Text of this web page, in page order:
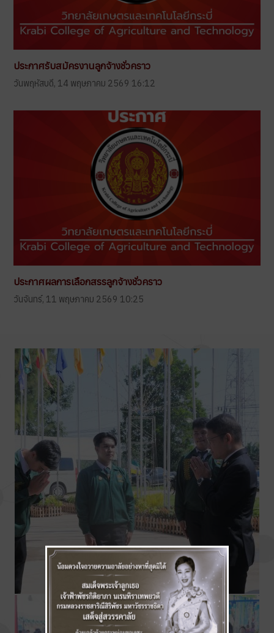
ประกาศรับสมัครงานลูกจ้างชั่วคราว
วันพฤหัสบดี, 14 พฤษภาคม 2569 16:12
ประกาศผลการเลือกสรรลูกจ้างชั่วคราว
วันจันทร์, 11 พฤษภาคม 2569 10:25